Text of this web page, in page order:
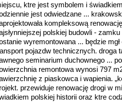
ktre jest symbolem i
jest odwiedzane ...
kompleksową
polskiej budowli -
wyremontowana ... będzie
pojazdw technicznych. droga
seminarium duchownego ...
remontowa wynosi 797
z piaskowca i wapienia.
przewiduje renowację drogi w
polskiej historii oraz ktre